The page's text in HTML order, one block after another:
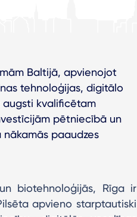
Baltijā, apvienojot
tehnoloģijas, digitālo
kvalificētam
pētniecībā un
paaudzes
biotehnoloģijās, Rīga ir
apvieno starptautiski